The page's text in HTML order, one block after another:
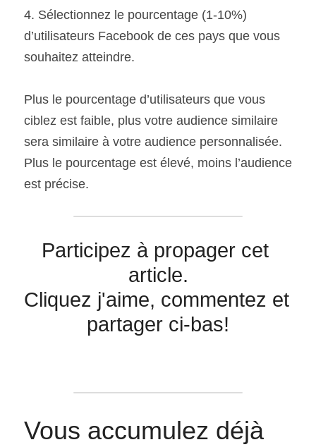
4. Sélectionnez le pourcentage (1-10%)
d’utilisateurs Facebook de ces pays que vous
souhaitez atteindre.
Plus le pourcentage d’utilisateurs que vous
ciblez est faible, plus votre audience similaire
sera similaire à votre audience personnalisée.
Plus le pourcentage est élevé, moins l’audience
est précise.
Participez à propager cet
article.
Cliquez j'aime, commentez et
partager ci-bas!
Vous accumulez déjà